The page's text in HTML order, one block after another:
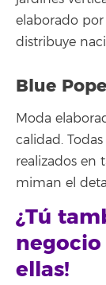
elaborado por
distribuye
Blue
Moda
calidad.
realizados en
miman el
¿Tú
negocio
ellas!